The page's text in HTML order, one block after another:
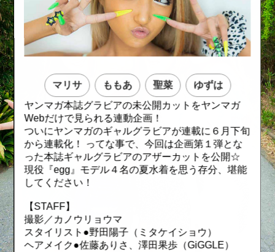
マリサ ももあ 聖菜
ゆずは
ヤンマガ本誌グラビアの未公開カットをヤンマガ
Webだけで見られる連動企画！
ついにヤンマガのギャルグラビアが連載に６月下旬
から連載化！ ってな事で、今回は企画第１弾とな
った本誌ギャルグラビアのアザーカットを公開☆
現役『egg』モデル４名の夏水着を思う存分、堪能
してください！
【STAFF】
撮影／カノウリョウマ
スタイリスト●野田陽子（ミタケイショウ）
ヘアメイク●佐藤ありさ、澤田果歩（GiGGLE）
::fzkqzrz.oi ::fzkqzrz.oi